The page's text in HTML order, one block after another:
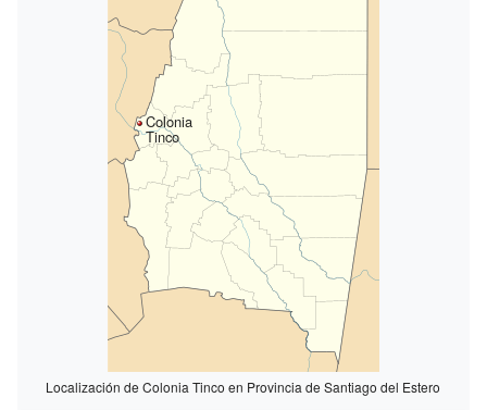
Colonia
Tinco
Localización de Colonia Tinco en Provincia de Santiago del Estero